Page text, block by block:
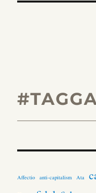
Affectio anti-capitalism Ata